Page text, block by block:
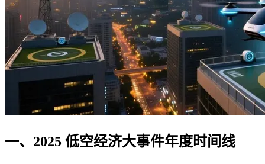
一、2025 低空经济大事件年度时间线